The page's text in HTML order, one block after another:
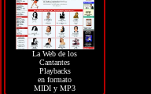
La Web de los
Cantantes
Playbacks
en formato
MIDI y MP3